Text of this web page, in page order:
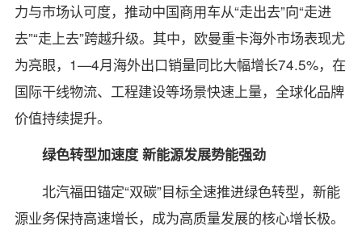
力与市场认可度，推动中国商用车从“走出去”向“走进
去”“走上去”跨越升级。其中，欧曼重卡海外市场表现尤
为亮眼，1—4月海外出口销量同比大幅增长74.5%，在
国际干线物流、工程建设等场景快速上量，全球化品牌
价值持续提升。
绿色转型加速度 新能源发展势能强劲
北汽福田锚定“双碳”目标全速推进绿色转型，新能
源业务保持高速增长，成为高质量发展的核心增长极。